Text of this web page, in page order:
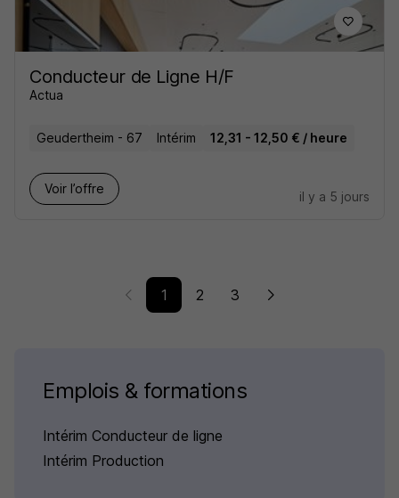
Conducteur de Ligne H/F
Actua
Geudertheim - 67 Intérim 12,31 - 12,50 € / heure
Voir l’offre
il y a 5 jours
1 2 3
Emplois & formations
Intérim Conducteur de ligne
Intérim Production